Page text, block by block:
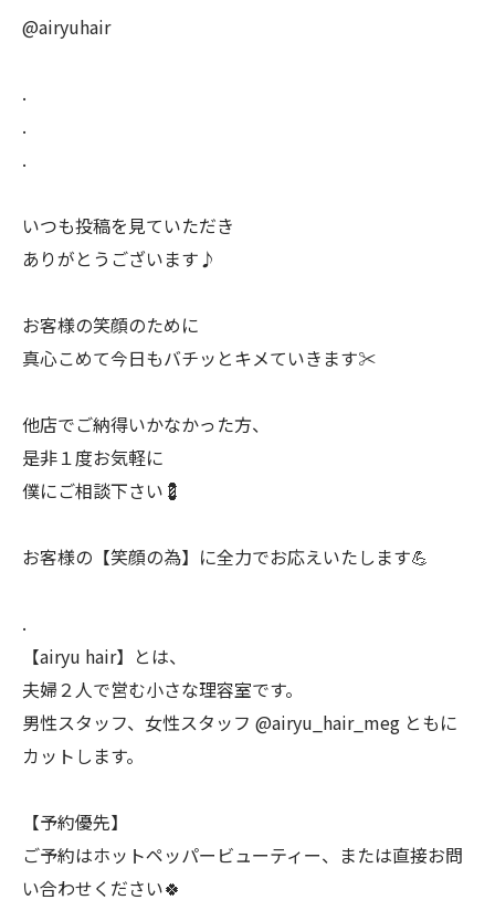
@airyuhair
.
.
.
いつも投稿を見ていただき
ありがとうございます♪
お客様の笑顔のために
真心こめて今日もバチッとキメていきます✂️
他店でご納得いかなかった方、
是非１度お気軽に
僕にご相談下さい💈
お客様の【笑顔の為】に全力でお応えいたします💪
.
【airyu hair】とは、
夫婦２人で営む小さな理容室です。
男性スタッフ、女性スタッフ @airyu_hair_meg ともに
カットします。
【予約優先】
ご予約はホットペッパービューティー、または直接お問
い合わせください🍀